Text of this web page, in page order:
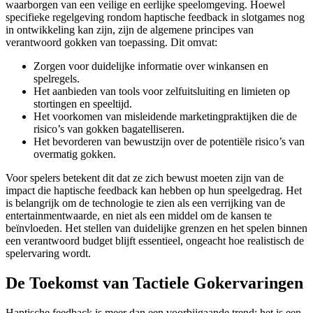
waarborgen van een veilige en eerlijke speelomgeving. Hoewel
specifieke regelgeving rondom haptische feedback in slotgames nog
in ontwikkeling kan zijn, zijn de algemene principes van
verantwoord gokken van toepassing. Dit omvat:
Zorgen voor duidelijke informatie over winkansen en
spelregels.
Het aanbieden van tools voor zelfuitsluiting en limieten op
stortingen en speeltijd.
Het voorkomen van misleidende marketingpraktijken die de
risico’s van gokken bagatelliseren.
Het bevorderen van bewustzijn over de potentiële risico’s van
overmatig gokken.
Voor spelers betekent dit dat ze zich bewust moeten zijn van de
impact die haptische feedback kan hebben op hun speelgedrag. Het
is belangrijk om de technologie te zien als een verrijking van de
entertainmentwaarde, en niet als een middel om de kansen te
beïnvloeden. Het stellen van duidelijke grenzen en het spelen binnen
een verantwoord budget blijft essentieel, ongeacht hoe realistisch de
spelervaring wordt.
De Toekomst van Tactiele Gokervaringen